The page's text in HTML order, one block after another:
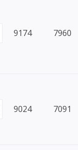
9174 7960
9024 7091